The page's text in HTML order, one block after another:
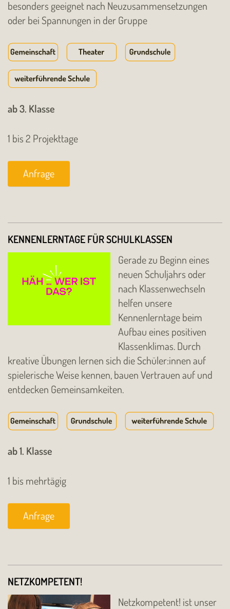
besonders geeignet nach Neuzusammensetzungen
oder bei Spannungen in der Gruppe
ab 3. Klasse
1 bis 2 Projekttage
Anfrage
KENNENLERNTAGE FÜR SCHULKLASSEN
Gerade zu Beginn eines
neuen Schuljahrs oder
nach Klassenwechseln
helfen unsere
Kennenlerntage beim
Aufbau eines positiven
Klassenklimas. Durch
kreative Übungen lernen sich die Schüler:innen auf
spielerische Weise kennen, bauen Vertrauen auf und
entdecken Gemeinsamkeiten.
ab 1. Klasse
1 bis mehrtägig
Anfrage
NETZKOMPETENT!
Netzkompetent! ist unser